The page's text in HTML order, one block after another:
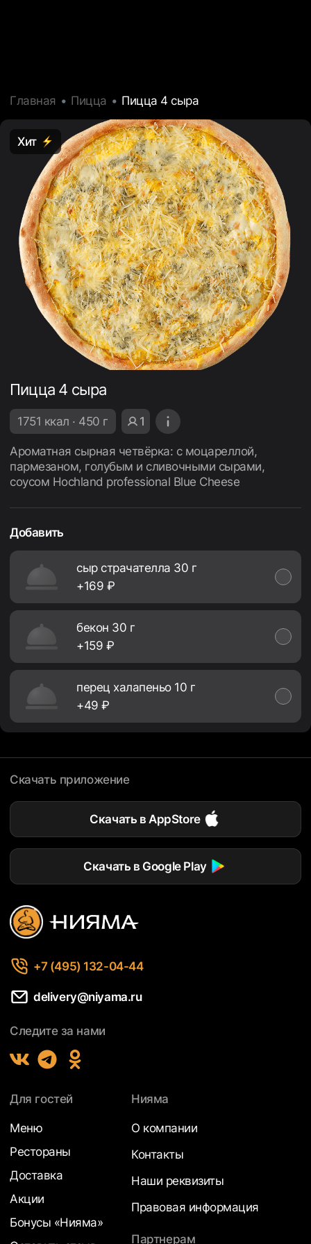
Главная Пицца Пицца 4 сыра
Хит
Пицца 4 сыра
1751 ккал · 450 г 1
Ароматная сырная четвёрка: с моцареллой,
пармезаном, голубым и сливочными сырами,
соусом Hochland professional Blue Cheese
Добавить
сыр страчателла 30 г
+169 ₽
бекон 30 г
+159 ₽
перец халапеньо 10 г
+49 ₽
Скачать приложение
Скачать в AppStore
Скачать в Google Play
+7 (495) 132-04-44
delivery@niyama.ru
Следите за нами
Для гостей
Меню
Рестораны
Доставка
Акции
Бонусы «Нияма»
Нияма
О компании
Контакты
Наши реквизиты
Правовая информация
Партнерам